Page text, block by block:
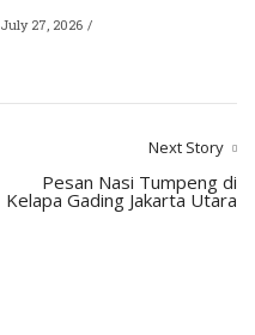
July 27, 2026
Next Story
Pesan Nasi Tumpeng di
Kelapa Gading Jakarta Utara